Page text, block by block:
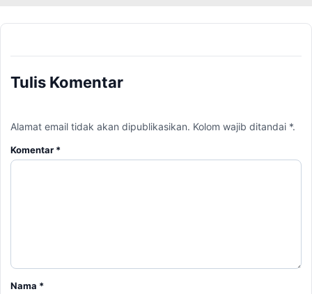
Tulis Komentar
Alamat email tidak akan dipublikasikan. Kolom wajib ditandai *.
Komentar *
Nama *